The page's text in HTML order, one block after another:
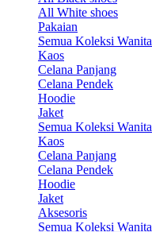
All White shoes
Pakaian
Semua Koleksi Wanita
Kaos
Celana Panjang
Celana Pendek
Hoodie
Jaket
Semua Koleksi Wanita
Kaos
Celana Panjang
Celana Pendek
Hoodie
Jaket
Aksesoris
Semua Koleksi Wanita